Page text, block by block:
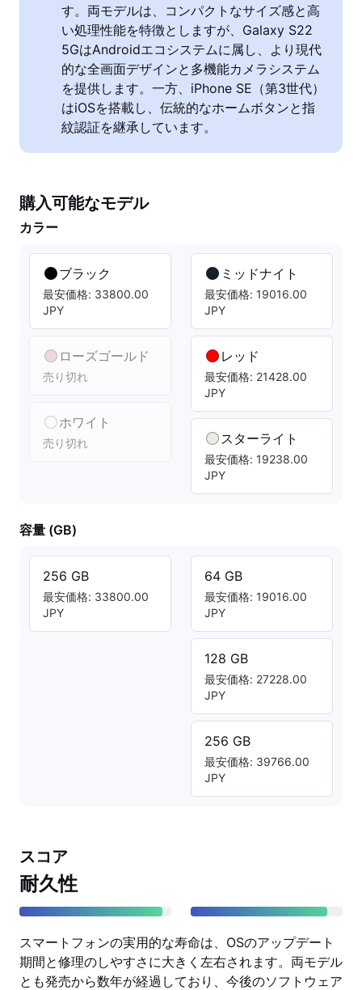
す。両モデルは、コンパクトなサイズ感と高
い処理性能を特徴としますが、Galaxy S22
5GはAndroidエコシステムに属し、より現代
的な全画面デザインと多機能カメラシステム
を提供します。一方、iPhone SE（第3世代）
はiOSを搭載し、伝統的なホームボタンと指
紋認証を継承しています。
購入可能なモデル
カラー
ブラック
最安価格: 33800.00
JPY
ローズゴールド
売り切れ
ホワイト
売り切れ
ミッドナイト
最安価格: 19016.00
JPY
レッド
最安価格: 21428.00
JPY
スターライト
最安価格: 19238.00
JPY
容量 (GB)
256 GB
最安価格: 33800.00
JPY
64 GB
最安価格: 19016.00
JPY
128 GB
最安価格: 27228.00
JPY
256 GB
最安価格: 39766.00
JPY
スコア
耐久性
スマートフォンの実用的な寿命は、OSのアップデート
期間と修理のしやすさに大きく左右されます。両モデル
とも発売から数年が経過しており、今後のソフトウェア